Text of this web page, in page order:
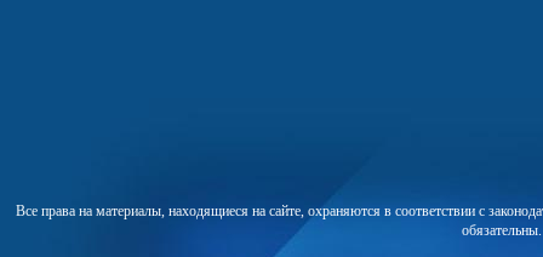
Все права на материалы, находящиеся на сайте, охраняются в соответствии с